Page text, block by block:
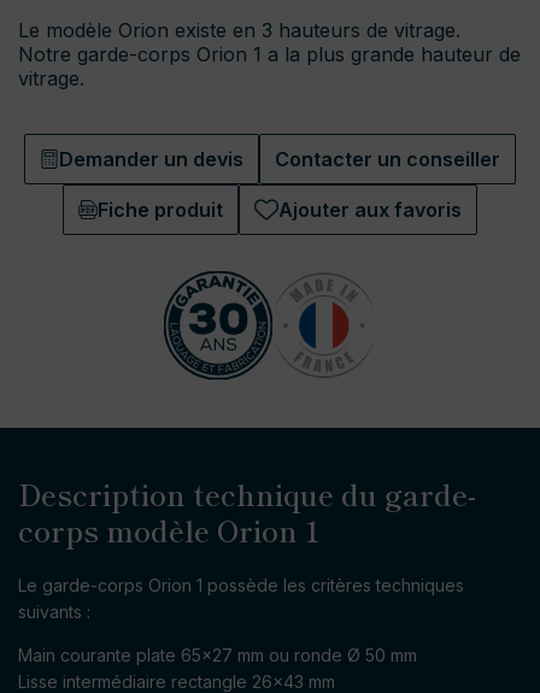
Le modèle Orion existe en 3 hauteurs de vitrage.
Notre garde-corps Orion 1 a la plus grande hauteur de
vitrage.
Demander un devis Contacter un conseiller
Fiche produit Ajouter aux favoris
Description technique du garde-
corps modèle Orion 1
Le garde-corps Orion 1 possède les critères techniques
suivants :
Main courante plate 65×27 mm ou ronde Ø 50 mm
Lisse intermédiaire rectangle 26×43 mm